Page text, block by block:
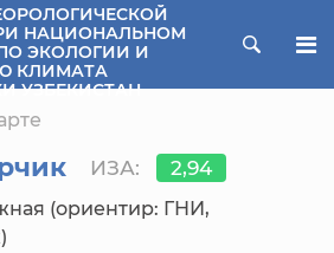
НАЦИОНАЛЬНОМ
ЭКОЛОГИИ И
КЛИМАТА
УЗБЕКИСТАН
ИЗА: 2,94
(ориентир: ГНИ,